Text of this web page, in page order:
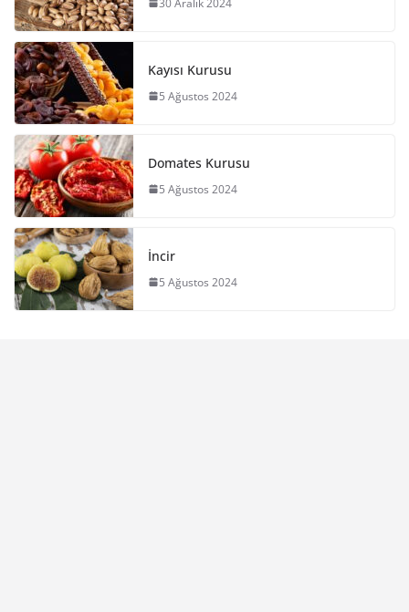
Kayısı Kurusu
5 Ağustos 2024
Domates Kurusu
5 Ağustos 2024
İncir
5 Ağustos 2024